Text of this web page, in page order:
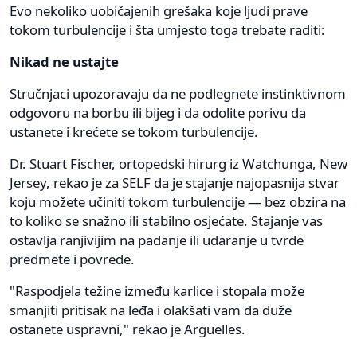
Evo nekoliko uobičajenih grešaka koje ljudi prave
tokom turbulencije i šta umjesto toga trebate raditi:
Nikad ne ustajte
Stručnjaci upozoravaju da ne podlegnete instinktivnom
odgovoru na borbu ili bijeg i da odolite porivu da
ustanete i krećete se tokom turbulencije.
Dr. Stuart Fischer, ortopedski hirurg iz Watchunga, New
Jersey, rekao je za SELF da je stajanje najopasnija stvar
koju možete učiniti tokom turbulencije — bez obzira na
to koliko se snažno ili stabilno osjećate. Stajanje vas
ostavlja ranjivijim na padanje ili udaranje u tvrde
predmete i povrede.
"Raspodjela težine između karlice i stopala može
smanjiti pritisak na leđa i olakšati vam da duže
ostanete uspravni," rekao je Arguelles.